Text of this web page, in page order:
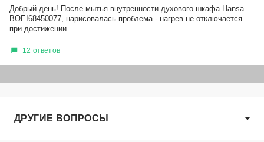
Добрый день! После мытья внутренности духового шкафа Hansa
BOEI68450077, нарисовалась проблема - нагрев не отключается
при достижении...
12 ответов
ДРУГИЕ ВОПРОСЫ